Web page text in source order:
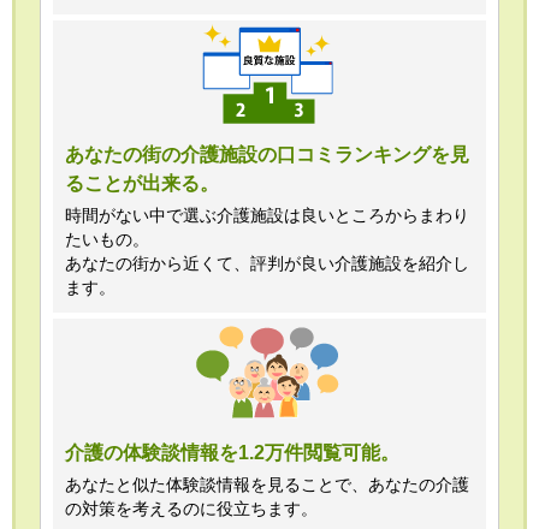
あなたの街の介護施設の口コミランキングを見
ることが出来る。
時間がない中で選ぶ介護施設は良いところからまわり
たいもの。
あなたの街から近くて、評判が良い介護施設を紹介し
ます。
介護の体験談情報を1.2万件閲覧可能。
あなたと似た体験談情報を見ることで、あなたの介護
の対策を考えるのに役立ちます。